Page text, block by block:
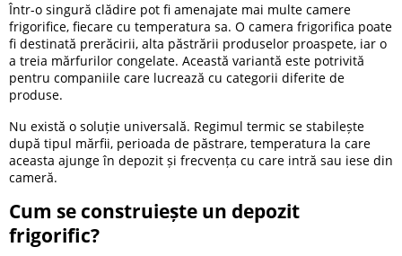
Într-o singură clădire pot fi amenajate mai multe camere
frigorifice, fiecare cu temperatura sa. O camera frigorifica poate
fi destinată prerăcirii, alta păstrării produselor proaspete, iar o
a treia mărfurilor congelate. Această variantă este potrivită
pentru companiile care lucrează cu categorii diferite de
produse.
Nu există o soluție universală. Regimul termic se stabilește
după tipul mărfii, perioada de păstrare, temperatura la care
aceasta ajunge în depozit și frecvența cu care intră sau iese din
cameră.
Cum se construiește un depozit
frigorific?